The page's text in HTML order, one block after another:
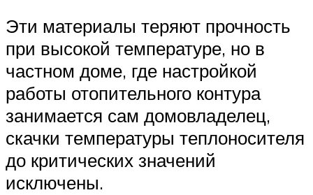
Эти материалы теряют прочность
при высокой температуре, но в
частном доме, где настройкой
работы отопительного контура
занимается сам домовладелец,
скачки температуры теплоносителя
до критических значений
исключены.